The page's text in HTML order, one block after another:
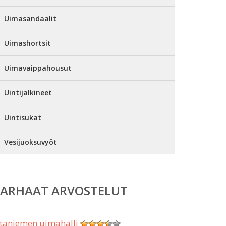
Uimasandaalit
Uimashortsit
Uimavaippahousut
Uintijalkineet
Uintisukat
Vesijuoksuvyöt
ARVOSTELUT
uimahalli